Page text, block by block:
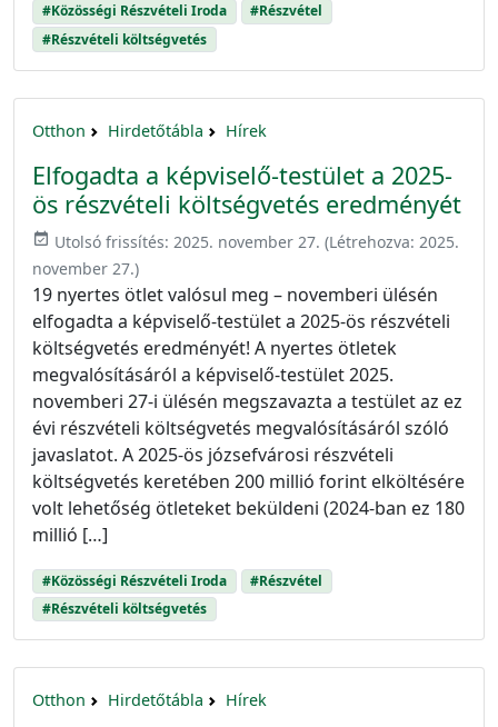
#Közösségi Részvételi Iroda
#Részvétel
#Részvételi költségvetés
Otthon Hirdetőtábla Hírek
Elfogadta a képviselő-testület a 2025-
ös részvételi költségvetés eredményét
event_available Utolsó frissítés: 2025. november 27. (Létrehozva: 2025.
november 27.)
19 nyertes ötlet valósul meg – novemberi ülésén
elfogadta a képviselő-testület a 2025-ös részvételi
költségvetés eredményét! A nyertes ötletek
megvalósításáról a képviselő-testület 2025.
novemberi 27-i ülésén megszavazta a testület az ez
évi részvételi költségvetés megvalósításáról szóló
javaslatot. A 2025-ös józsefvárosi részvételi
költségvetés keretében 200 millió forint elköltésére
volt lehetőség ötleteket beküldeni (2024-ban ez 180
millió […]
#Közösségi Részvételi Iroda
#Részvétel
#Részvételi költségvetés
Otthon Hirdetőtábla Hírek